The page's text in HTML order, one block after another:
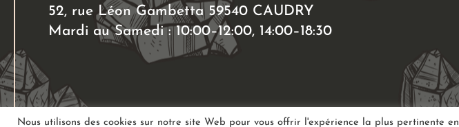
52, rue Léon Gambetta 59540 CAUDRY
Mardi au Samedi : 10:00–12:00, 14:00–18:30
Nous utilisons des cookies sur notre site Web pour vous offrir l'expérience la plus pertinente en